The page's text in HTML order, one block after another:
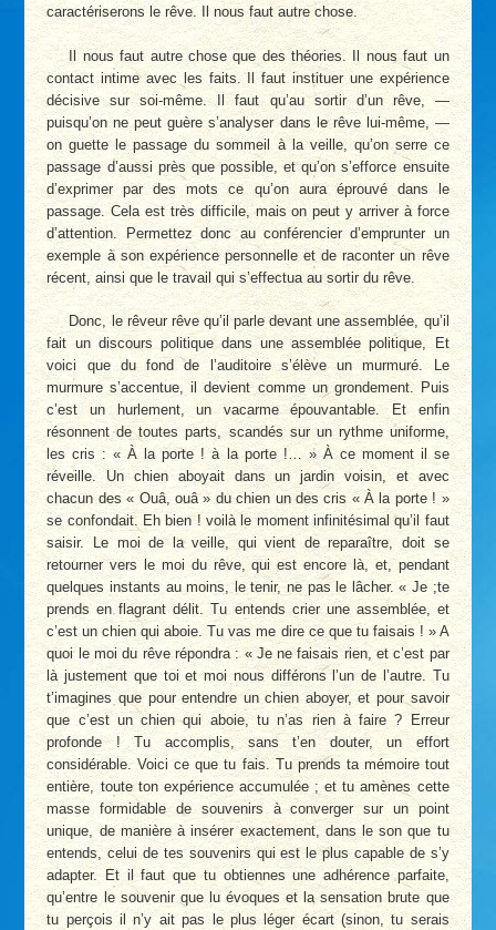
caractériserons le rêve. Il nous faut autre chose.
Il nous faut autre chose que des théories. Il nous faut un
contact intime avec les faits. Il faut instituer une expérience
décisive sur soi-même. Il faut qu’au sortir d’un rêve, —
puisqu’on ne peut guère s’analyser dans le rêve lui-même, —
on guette le passage du sommeil à la veille, qu’on serre ce
passage d’aussi près que possible, et qu’on s’efforce ensuite
d’exprimer par des mots ce qu’on aura éprouvé dans le
passage. Cela est très difficile, mais on peut y arriver à force
d’attention. Permettez donc au conférencier d’emprunter un
exemple à son expérience personnelle et de raconter un rêve
récent, ainsi que le travail qui s’effectua au sortir du rêve.
Donc, le rêveur rêve qu’il parle devant une assemblée, qu’il
fait un discours politique dans une assemblée politique, Et
voici que du fond de l’auditoire s’élève un murmuré. Le
murmure s’accentue, il devient comme un grondement. Puis
c’est un hurlement, un vacarme épouvantable. Et enfin
résonnent de toutes parts, scandés sur un rythme uniforme,
les cris : « À la porte ! à la porte !… » À ce moment il se
réveille. Un chien aboyait dans un jardin voisin, et avec
chacun des « Ouâ, ouâ » du chien un des cris « À la porte ! »
se confondait. Eh bien ! voilà le moment infinitésimal qu’il faut
saisir. Le moi de la veille, qui vient de reparaître, doit se
retourner vers le moi du rêve, qui est encore là, et, pendant
quelques instants au moins, le tenir, ne pas le lâcher. « Je ;te
prends en flagrant délit. Tu entends crier une assemblée, et
c’est un chien qui aboie. Tu vas me dire ce que tu faisais ! » A
quoi le moi du rêve répondra : « Je ne faisais rien, et c’est par
là justement que toi et moi nous différons l’un de l’autre. Tu
t’imagines que pour entendre un chien aboyer, et pour savoir
que c’est un chien qui aboie, tu n’as rien à faire ? Erreur
profonde ! Tu accomplis, sans t’en douter, un effort
considérable. Voici ce que tu fais. Tu prends ta mémoire tout
entière, toute ton expérience accumulée ; et tu amènes cette
masse formidable de souvenirs à converger sur un point
unique, de manière à insérer exactement, dans le son que tu
entends, celui de tes souvenirs qui est le plus capable de s’y
adapter. Et il faut que tu obtiennes une adhérence parfaite,
qu’entre le souvenir que lu évoques et la sensation brute que
tu perçois il n’y ait pas le plus léger écart (sinon, tu serais